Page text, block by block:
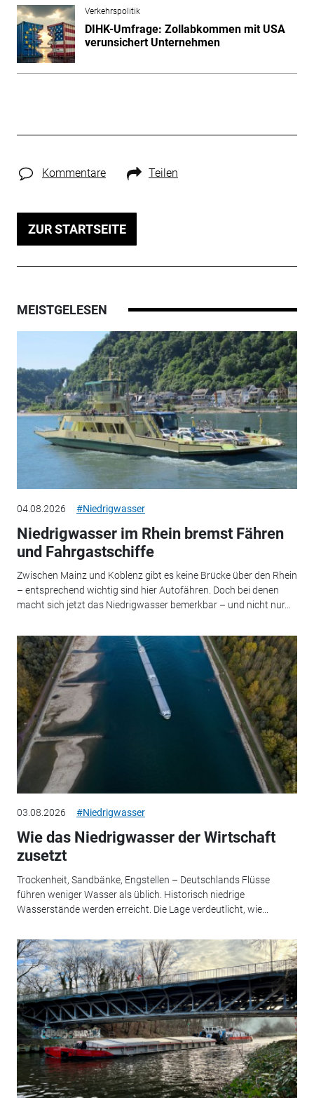
Verkehrspolitik
DIHK-Umfrage: Zollabkommen mit USA
verunsichert Unternehmen
Kommentare Teilen
ZUR STARTSEITE
MEISTGELESEN
04.08.2026 #Niedrigwasser
Niedrigwasser im Rhein bremst Fähren
und Fahrgastschiffe
Zwischen Mainz und Koblenz gibt es keine Brücke über den Rhein
– entsprechend wichtig sind hier Autofähren. Doch bei denen
macht sich jetzt das Niedrigwasser bemerkbar – und nicht nur...
03.08.2026 #Niedrigwasser
Wie das Niedrigwasser der Wirtschaft
zusetzt
Trockenheit, Sandbänke, Engstellen – Deutschlands Flüsse
führen weniger Wasser als üblich. Historisch niedrige
Wasserstände werden erreicht. Die Lage verdeutlicht, wie...